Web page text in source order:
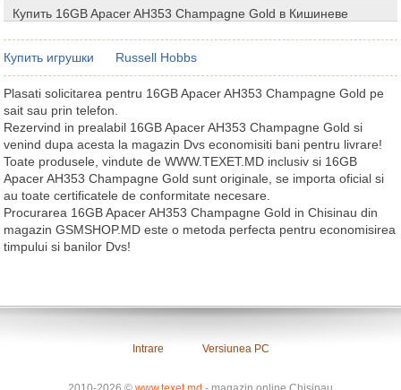
Купить 16GB Apacer AH353 Champagne Gold в Кишиневе
Купить игрушки Russell Hobbs
Plasati solicitarea pentru 16GB Apacer AH353 Champagne Gold pe
sait sau prin telefon.
Rezervind in prealabil 16GB Apacer AH353 Champagne Gold si
venind dupa acesta la magazin Dvs economisiti bani pentru livrare!
Toate produsele, vindute de WWW.TEXET.MD inclusiv si 16GB
Apacer AH353 Champagne Gold sunt originale, se importa oficial si
au toate certificatele de conformitate necesare.
Procurarea 16GB Apacer AH353 Champagne Gold in Chisinau din
magazin GSMSHOP.MD este o metoda perfecta pentru economisirea
timpului si banilor Dvs!
Intrare Versiunea PC